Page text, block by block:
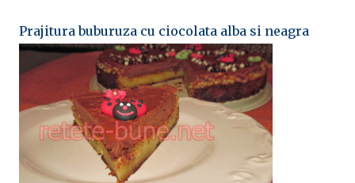
Prajitura buburuza cu ciocolata alba si neagra